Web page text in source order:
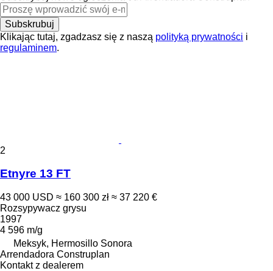
Subskrubuj
Klikając tutaj, zgadzasz się z naszą polityką prywatności i
regulaminem.
2
Etnyre 13 FT
43 000 USD ≈ 160 300 zł ≈ 37 220 €
Rozsypywacz grysu
1997
4 596 m/g
Meksyk, Hermosillo Sonora
Arrendadora Construplan
Kontakt z dealerem